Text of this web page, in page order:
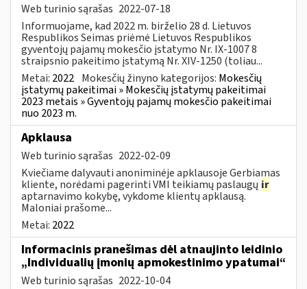
Web turinio sąrašas 2022-07-18
Informuojame, kad 2022 m. birželio 28 d. Lietuvos
Respublikos Seimas priėmė Lietuvos Respublikos
gyventojų pajamų mokesčio įstatymo Nr. IX-1007 8
straipsnio pakeitimo įstatymą Nr. XIV-1250 (toliau...
Metai: 2022 Mokesčių žinyno kategorijos: Mokesčių
įstatymų pakeitimai » Mokesčių įstatymų pakeitimai
2023 metais » Gyventojų pajamų mokesčio pakeitimai
nuo 2023 m.
Apklausa
Web turinio sąrašas 2022-02-09
Kviečiame dalyvauti anoniminėje apklausoje Gerbiamas
kliente, norėdami pagerinti VMI teikiamų paslaugų ir
aptarnavimo kokybę, vykdome klientų apklausą.
Maloniai prašome...
Metai: 2022
Informacinis pranešimas dėl atnaujinto leidinio
„Individualių įmonių apmokestinimo ypatumai“
Web turinio sąrašas 2022-10-04